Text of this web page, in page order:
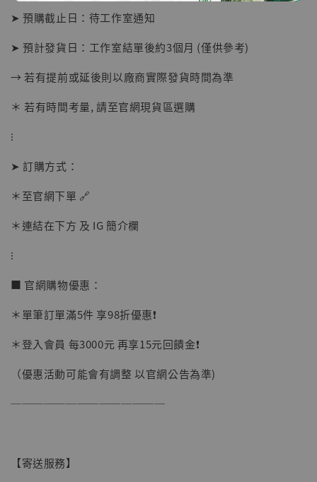
【店內現貨】海賊王 系列蒐藏雕像 布魯克達
摩 [7STARS Studio]
NT$ 1,500
➤ 預購截止日：待工作室通知
➤ 預計發貨日：工作室結單後約3個月 (僅供參考)
→ 若有提前或延後則以廠商實際發貨時間為準
＊ 若有時間考量, 請至官網現貨區選購
⁝
➤ 訂購方式：
＊至官網下單 🔗
＊連結在下方 及 IG 簡介欄
⁝
■ 官網購物優惠：
＊單筆訂單滿5件 享98折優惠❗️
＊登入會員 每3000元 再享15元回饋金❗️
（優惠活動可能會有調整 以官網公告為準)
──────────────
【寄送服務】